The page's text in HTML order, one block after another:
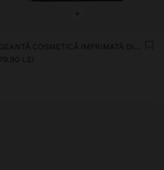
+
GEANTĂ COSMETICĂ IMPRIMATĂ DIN NAILON
79.90 LEI